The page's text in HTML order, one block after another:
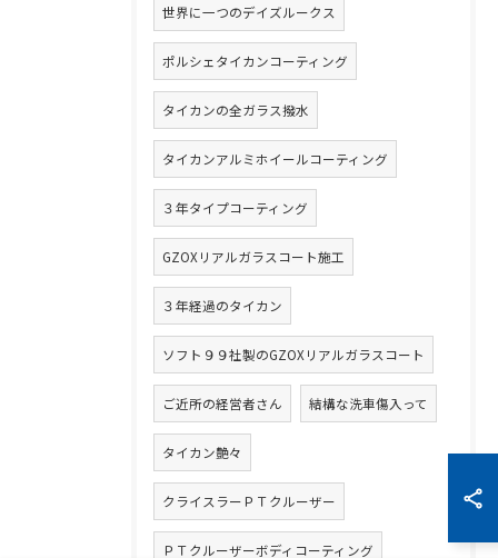
世界に一つのデイズルークス
ポルシェタイカンコーティング
タイカンの全ガラス撥水
タイカンアルミホイールコーティング
３年タイプコーティング
GZOXリアルガラスコート施工
３年経過のタイカン
ソフト９９社製のGZOXリアルガラスコート
ご近所の経営者さん 結構な洗車傷入って
タイカン艶々
クライスラーＰＴクルーザー
ＰＴクルーザーボディコーティング